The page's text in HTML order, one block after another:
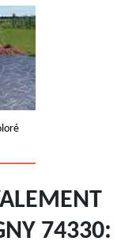
74330: